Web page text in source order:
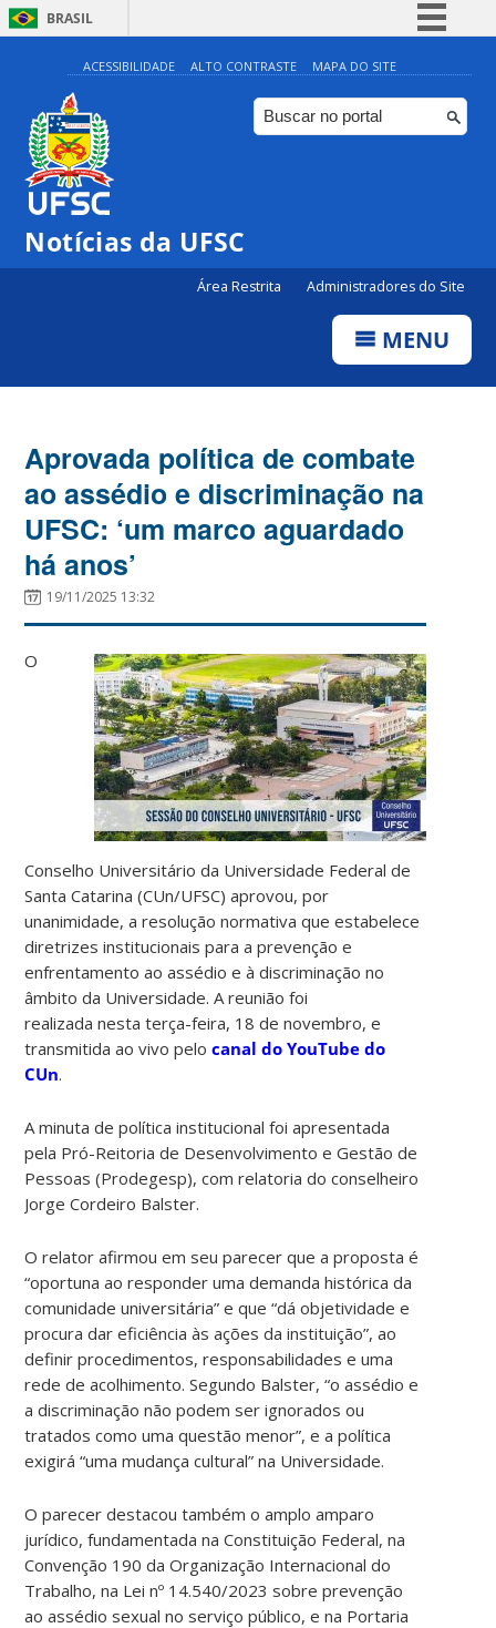
BRASIL
Simplifique!
Comunica BR
Participe
ACESSIBILIDADE ALTO CONTRASTE MAPA DO SITE
Notícias da UFSC
Área Restrita Administradores do Site
MENU
Aprovada política de combate
ao assédio e discriminação na
UFSC: ‘um marco aguardado
há anos’
19/11/2025 13:32
O
Conselho Universitário da Universidade Federal de
Santa Catarina (CUn/UFSC) aprovou, por
unanimidade, a resolução normativa que estabelece
diretrizes institucionais para a prevenção e
enfrentamento ao assédio e à discriminação no
âmbito da Universidade. A reunião foi
realizada nesta terça-feira, 18 de novembro, e
transmitida ao vivo pelocanal do YouTube do
CUn.
A minuta de política institucional foi apresentada
pela Pró-Reitoria de Desenvolvimento e Gestão de
Pessoas (Prodegesp), com relatoria do conselheiro
Jorge Cordeiro Balster.
O relator afirmou em seu parecer que a proposta é
“oportuna ao responder uma demanda histórica da
comunidade universitária” e que “dá objetividade e
procura dar eficiência às ações da instituição”, ao
definir procedimentos, responsabilidades e uma
rede de acolhimento. Segundo Balster, “o assédio e
a discriminação não podem ser ignorados ou
tratados como uma questão menor”, e a política
exigirá “uma mudança cultural” na Universidade.
O parecer destacou também o amplo amparo
jurídico, fundamentada na Constituição Federal, na
Convenção 190 da Organização Internacional do
Trabalho, na Lei nº 14.540/2023 sobre prevenção
ao assédio sexual no serviço público, e na Portaria